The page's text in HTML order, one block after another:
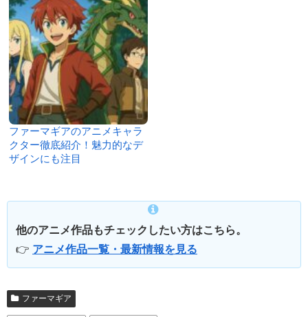
ファーマギアのアニメキャラ
クター徹底紹介！魅力的なデ
ザインにも注目
他のアニメ作品もチェックしたい方はこちら。
👉 アニメ作品一覧・最新情報を見る
ファーマギア